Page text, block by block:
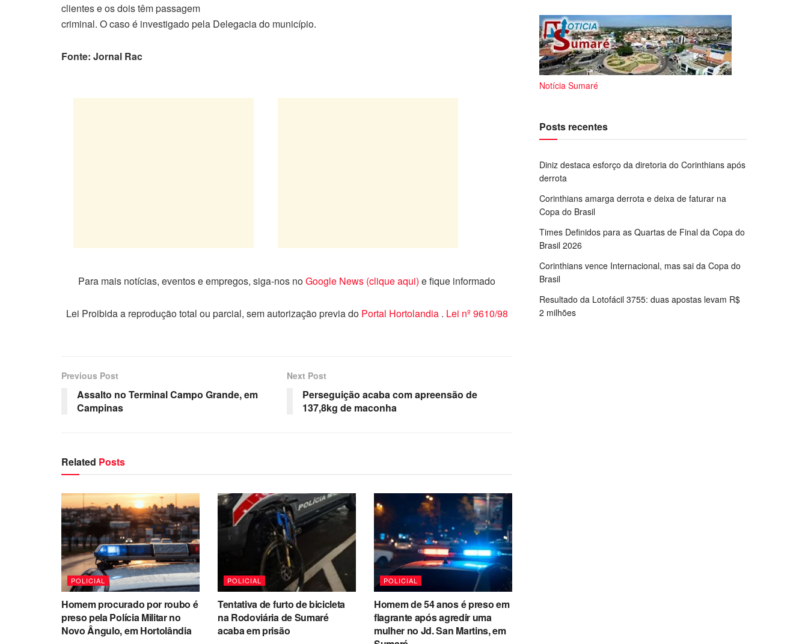
clientes e os dois têm passagem
criminal. O caso é investigado pela Delegacia do município.
Fonte: Jornal Rac
Para mais notícias, eventos e empregos, siga-nos noGoogle News (clique aqui) e fique informado
Lei Proibida a reprodução total ou parcial, sem autorização previa do Portal Hortolandia . Lei nº 9610/98
Previous Post
Assalto no Terminal Campo Grande, em
Campinas
Next Post
Perseguição acaba com apreensão de
137,8kg de maconha
Related Posts
POLICIAL
Homem procurado por roubo é
preso pela Polícia Militar no
Novo Ângulo, em Hortolândia
POLICIAL
Tentativa de furto de bicicleta
na Rodoviária de Sumaré
acaba em prisão
POLICIAL
Homem de 54 anos é preso em
flagrante após agredir uma
mulher no Jd. San Martins, em
Notícia Sumaré
Posts recentes
Diniz destaca esforço da diretoria do Corinthians após
derrota
Corinthians amarga derrota e deixa de faturar na
Copa do Brasil
Times Definidos para as Quartas de Final da Copa do
Brasil 2026
Corinthians vence Internacional, mas sai da Copa do
Brasil
Resultado da Lotofácil 3755: duas apostas levam R$
2 milhões